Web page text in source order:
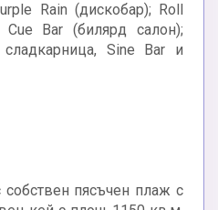
Rain (дискобар); Roll
Cue Bar (билярд салон);
Sine Bar и
собствен пясъчен плаж с